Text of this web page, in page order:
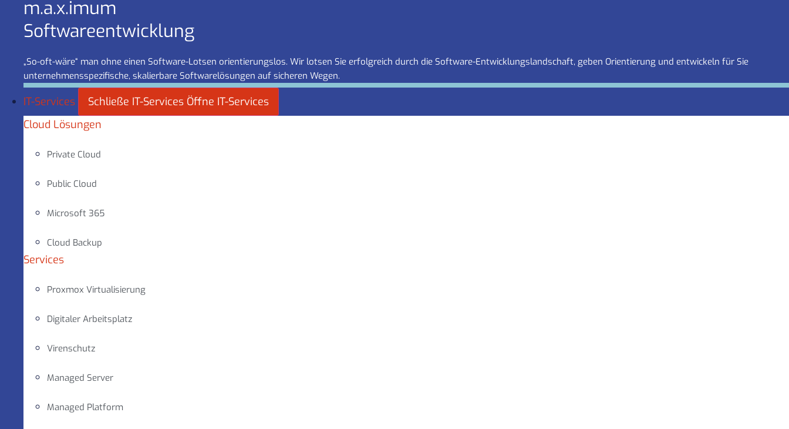
m.a.x.imum
Software­entwicklung
„So-oft-wäre“ man ohne einen Software-Lotsen orientierungslos. Wir lotsen Sie erfolgreich durch die Software-Entwicklungslandschaft, geben Orientierung und entwickeln für Sie
unternehmensspezifische, skalierbare Softwarelösungen auf sicheren Wegen.
IT-Services Schließe IT-Services Öffne IT-Services
Cloud Lösungen
Private Cloud
Public Cloud
Microsoft 365
Cloud Backup
Services
Proxmox Virtualisierung
Digitaler Arbeitsplatz
Virenschutz
Managed Server
Managed Platform